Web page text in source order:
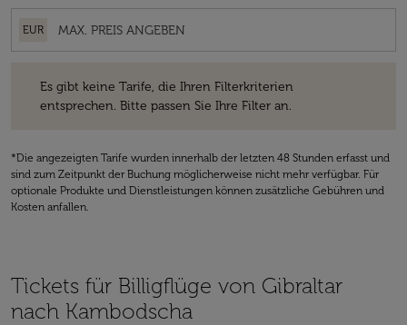
EUR
Es gibt keine Tarife, die Ihren Filterkriterien
entsprechen. Bitte passen Sie Ihre Filter an.
*Die angezeigten Tarife wurden innerhalb der letzten 48 Stunden erfasst und
sind zum Zeitpunkt der Buchung möglicherweise nicht mehr verfügbar. Für
optionale Produkte und Dienstleistungen können zusätzliche Gebühren und
Kosten anfallen.
Tickets für Billigflüge von Gibraltar
nach Kambodscha